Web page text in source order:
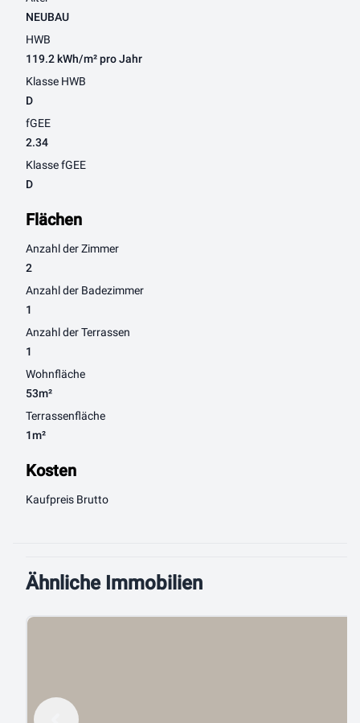
NEUBAU
HWB
119.2 kWh/m² pro Jahr
Klasse HWB
D
fGEE
2.34
Klasse fGEE
D
Flächen
Anzahl der Zimmer
2
Anzahl der Badezimmer
1
Anzahl der Terrassen
1
Wohnfläche
53m²
Terrassenfläche
1m²
Kosten
Kaufpreis Brutto
Ähnliche Immobilien